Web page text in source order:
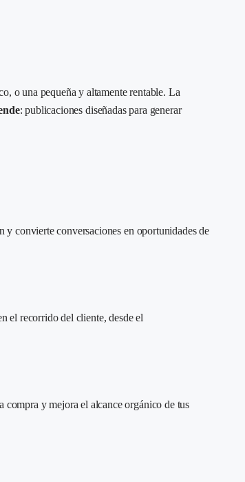
o una pequeña y altamente rentable. La
: publicaciones diseñadas para generar
y convierte conversaciones en oportunidades de
el recorrido del cliente, desde el
y mejora el alcance orgánico de tus